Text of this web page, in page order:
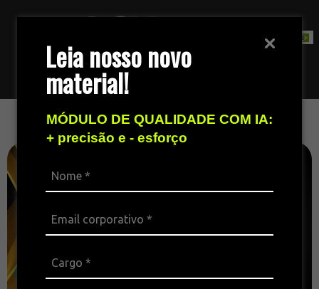
Leia nosso novo
material!
MÓDULO DE QUALIDADE COM IA:
+ precisão e - esforço
Fale com nossa equipe de vendas